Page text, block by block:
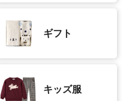
ギフト
キッズ服